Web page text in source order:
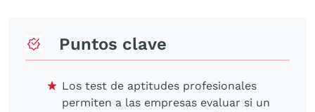
Puntos clave
Los test de aptitudes profesionales
permiten a las empresas evaluar si un